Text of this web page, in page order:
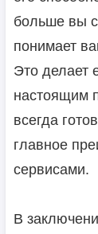
больше вы
понимает
Это делает
настоящим
всегда
главное
сервисами.
В